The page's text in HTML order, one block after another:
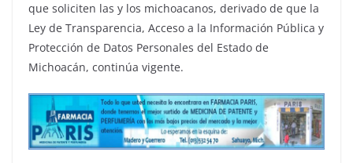
que soliciten las y los michoacanos, derivado de que la
Ley de Transparencia, Acceso a la Información Pública y
Protección de Datos Personales del Estado de
Michoacán, continúa vigente.